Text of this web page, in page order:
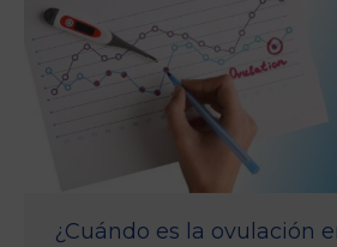
¿Cuándo es la ovulación